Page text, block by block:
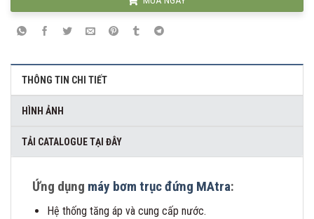
THÔNG TIN CHI TIẾT
HÌNH ẢNH
TẢI CATALOGUE TẠI ĐÂY
Ứng dụng máy bơm trục đứng MAtra:
Hệ thống tăng áp và cung cấp nước.